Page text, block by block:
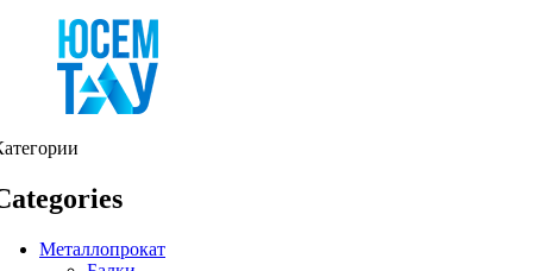
Металлопрокат